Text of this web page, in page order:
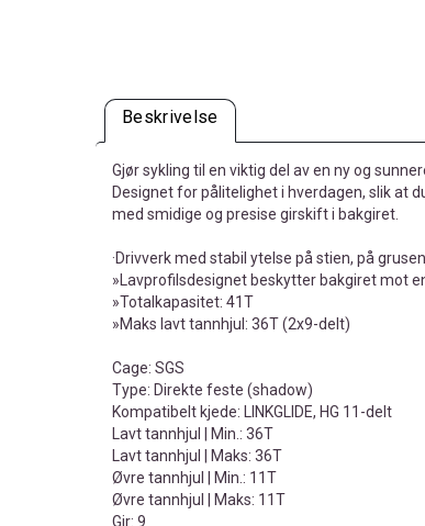
Beskrivelse
Gjør sykling til en viktig del av en ny og
Designet for pålitelighet i hverdagen, slik at
med smidige og presise girskift i bakgiret.
·Drivverk med stabil ytelse på stien, på
»Lavprofilsdesignet beskytter bakgiret mot
»Totalkapasitet: 41T
»Maks lavt tannhjul: 36T (2x9-delt)
Cage: SGS
Type: Direkte feste (shadow)
Kompatibelt kjede: LINKGLIDE, HG 11-delt
Lavt tannhjul | Min.: 36T
Lavt tannhjul | Maks: 36T
Øvre tannhjul | Min.: 11T
Øvre tannhjul | Maks: 11T
Gir: 9